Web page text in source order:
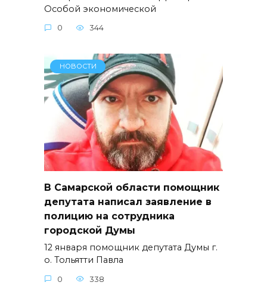
Особой экономической
0 344
НОВОСТИ
В Самарской области помощник
депутата написал заявление в
полицию на сотрудника
городской Думы
12 января помощник депутата Думы г.
о. Тольятти Павла
0 338